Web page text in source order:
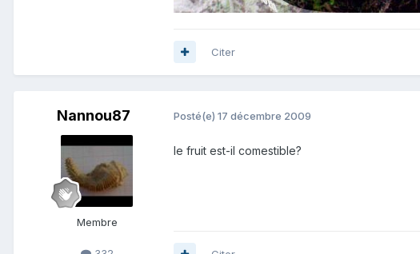
Citer
Nannou87
Membre
Posté(e) 17 décembre 2009
le fruit est-il comestible?